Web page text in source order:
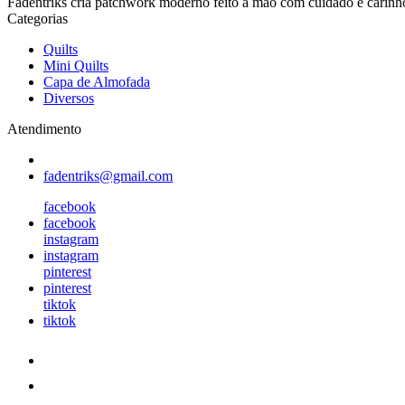
Categorias
Quilts
Mini Quilts
Capa de Almofada
Diversos
Atendimento
fadentriks@gmail.com
facebook
facebook
instagram
instagram
pinterest
pinterest
tiktok
tiktok